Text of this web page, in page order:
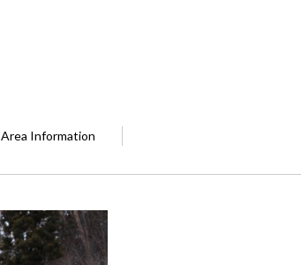
Area Information